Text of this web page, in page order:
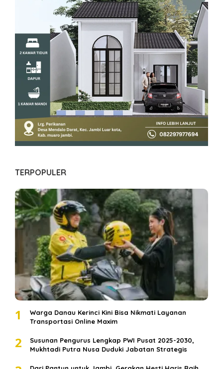
TERPOPULER
1
Warga Danau Kerinci Kini Bisa Nikmati Layanan
Transportasi Online Maxim
2
Susunan Pengurus Lengkap PWI Pusat 2025-2030,
Mukhtadi Putra Nusa Duduki Jabatan Strategis